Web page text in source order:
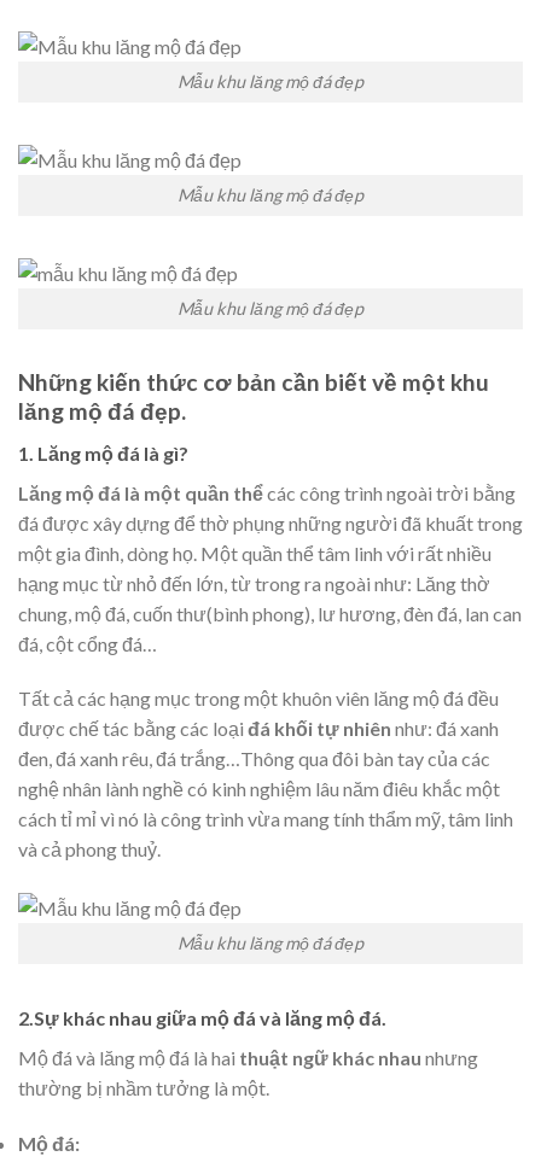
Mẫu khu lăng mộ đá đẹp
Mẫu khu lăng mộ đá đẹp
Mẫu khu lăng mộ đá đẹp
Những kiến thức cơ bản cần biết về một khu
lăng mộ đá đẹp.
1. Lăng mộ đá là gì?
Lăng mộ đá là một quần thểcác công trình ngoài trời bằng
đá được xây dựng để thờ phụng những người đã khuất trong
một gia đình, dòng họ. Một quần thể tâm linh với rất nhiều
hạng mục từ nhỏ đến lớn, từ trong ra ngoài như: Lăng thờ
chung, mộ đá, cuốn thư(bình phong), lư hương, đèn đá, lan can
đá, cột cổng đá…
Tất cả các hạng mục trong một khuôn viên lăng mộ đá đều
được chế tác bằng các loại đá khối tự nhiên như: đá xanh
đen, đá xanh rêu, đá trắng…Thông qua đôi bàn tay của các
nghệ nhân lành nghề có kinh nghiệm lâu năm điêu khắc một
cách tỉ mỉ vì nó là công trình vừa mang tính thẩm mỹ, tâm linh
và cả phong thuỷ.
Mẫu khu lăng mộ đá đẹp
2.Sự khác nhau giữa mộ đá và lăng mộ đá.
Mộ đá và lăng mộ đá là hai thuật ngữ khác nhau nhưng
thường bị nhầm tưởng là một.
Mộ đá: